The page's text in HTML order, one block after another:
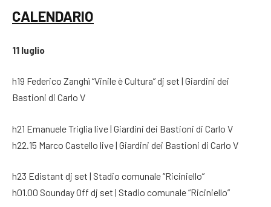
CALENDARIO
11 luglio
h19 Federico Zanghì “Vinile è Cultura” dj set | Giardini dei
Bastioni di Carlo V
h21 Emanuele Triglia live | Giardini dei Bastioni di Carlo V
h22.15 Marco Castello live | Giardini dei Bastioni di Carlo V
h23 Edistant dj set | Stadio comunale “Riciniello”
h01.00 Sounday Off dj set | Stadio comunale “Riciniello”